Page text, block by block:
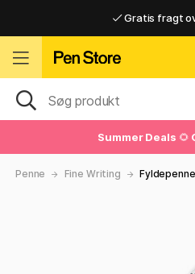
Gratis fragt
Hurtigt til dør
Hurtigt til dør
Summer Deals 🌻
Penne Fine Writing Fyldepenne